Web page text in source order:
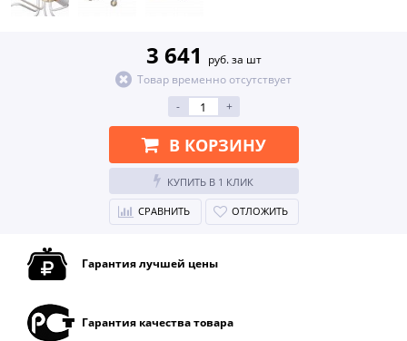
3 641
руб. за шт
Товар временно отсутствует
-
+
В КОРЗИНУ
КУПИТЬ В 1 КЛИК
СРАВНИТЬ ОТЛОЖИТЬ
Гарантия лучшей цены
Гарантия качества товара